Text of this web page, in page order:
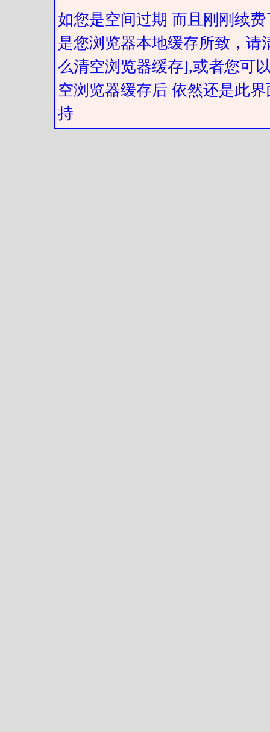
如您是空间过期 而且刚刚续
是您浏览器本地缓存所致，
么清空浏览器缓存],或者您可
空浏览器缓存后 依然还是此
持